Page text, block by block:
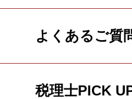
よくあるご質
税理士PICK